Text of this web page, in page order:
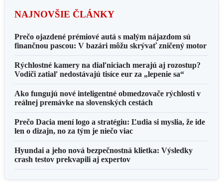
NAJNOVŠIE ČLÁNKY
Prečo ojazdené prémiové autá s malým nájazdom sú
finančnou pascou: V bazári môžu skrývať zničený motor
Rýchlostné kamery na diaľniciach merajú aj rozostup?
Vodiči zatiaľ nedostávajú tisíce eur za „lepenie sa“
Ako fungujú nové inteligentné obmedzovače rýchlosti v
reálnej premávke na slovenských cestách
Prečo Dacia mení logo a stratégiu: Ľudia si myslia, že ide
len o dizajn, no za tým je niečo viac
Hyundai a jeho nová bezpečnostná klietka: Výsledky
crash testov prekvapili aj expertov